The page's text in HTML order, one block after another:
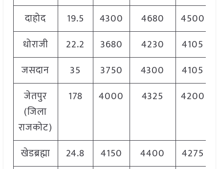
दाहोद
19.5 4300 4680
4500
धोराजी
22.2 3680 4230
4105
जसदान
35 3750 4300
4105
जेतपुर
(जिला
राजकोट)
178 4000 4325 4200
खेडब्रह्मा 24.8 4150 4400
4275